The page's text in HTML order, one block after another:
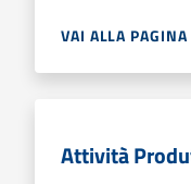
VAI ALLA PAGINA
Attività